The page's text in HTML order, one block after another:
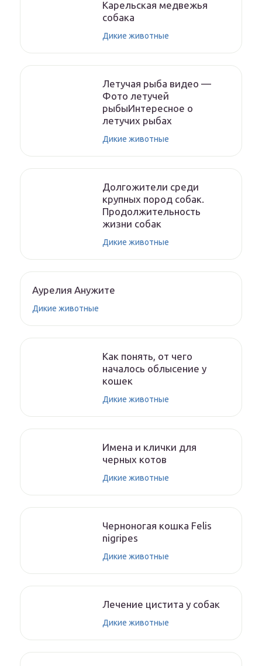
Карельская медвежья
собака
Дикие животные
Летучая рыба видео —
Фото летучей
рыбыИнтересное о
летучих рыбах
Дикие животные
Долгожители среди
крупных пород собак.
Продолжительность
жизни собак
Дикие животные
Аурелия Анужите
Дикие животные
Как понять, от чего
началось облысение у
кошек
Дикие животные
Имена и клички для
черных котов
Дикие животные
Черноногая кошка Felis
nigripes
Дикие животные
Лечение цистита у собак
Дикие животные